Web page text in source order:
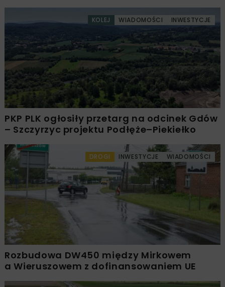
KOLEJ WIADOMOŚCI INWESTYCJE
PKP PLK ogłosiły przetarg na odcinek Gdów
– Szczyrzyc projektu Podłęże–Piekiełko
DROGI INWESTYCJE WIADOMOŚCI
Rozbudowa DW450 między Mirkowem
a Wieruszowem z dofinansowaniem UE